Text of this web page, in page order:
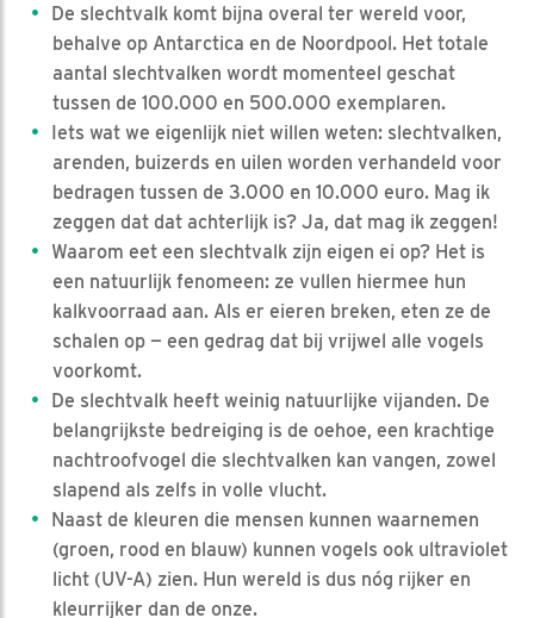
De slechtvalk komt bijna overal ter wereld voor,
behalve op Antarctica en de Noordpool. Het totale
aantal slechtvalken wordt momenteel geschat
tussen de 100.000 en 500.000 exemplaren.
Iets wat we eigenlijk niet willen weten: slechtvalken,
arenden, buizerds en uilen worden verhandeld voor
bedragen tussen de 3.000 en 10.000 euro. Mag ik
zeggen dat dat achterlijk is? Ja, dat mag ik zeggen!
Waarom eet een slechtvalk zijn eigen ei op? Het is
een natuurlijk fenomeen: ze vullen hiermee hun
kalkvoorraad aan. Als er eieren breken, eten ze de
schalen op — een gedrag dat bij vrijwel alle vogels
voorkomt.
De slechtvalk heeft weinig natuurlijke vijanden. De
belangrijkste bedreiging is de oehoe, een krachtige
nachtroofvogel die slechtvalken kan vangen, zowel
slapend als zelfs in volle vlucht.
Naast de kleuren die mensen kunnen waarnemen
(groen, rood en blauw) kunnen vogels ook ultraviolet
licht (UV-A) zien. Hun wereld is dus nóg rijker en
kleurrijker dan de onze.